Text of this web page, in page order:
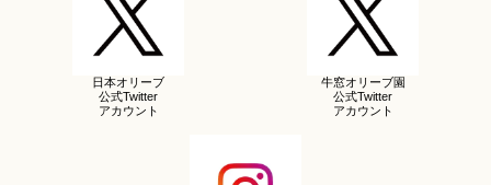
日本オリーブ
公式Twitter
アカウント
牛窓オリーブ園
公式Twitter
アカウント